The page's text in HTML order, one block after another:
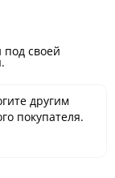
своей
другим
покупателя.